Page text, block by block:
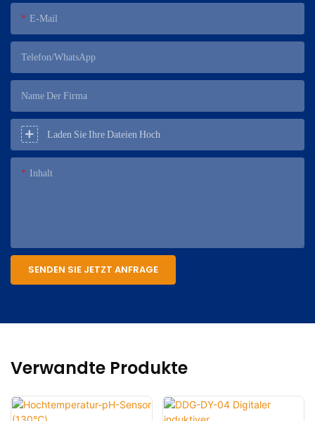
E-Mail
Telefon/WhatsApp
Name Der Firma
Laden Sie Ihre Dateien Hoch
Inhalt
SENDEN SIE JETZT ANFRAGE
Verwandte Produkte